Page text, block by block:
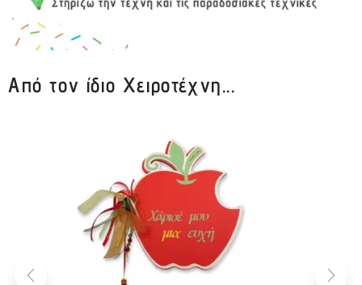
Από τον ίδιο Χειροτέχνη...